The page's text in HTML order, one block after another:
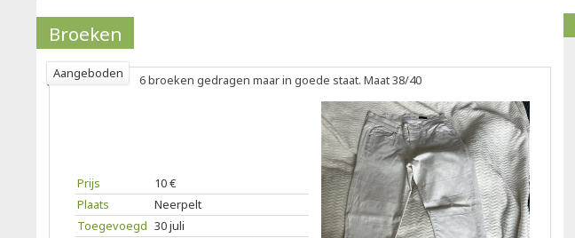
Broeken
Aangeboden 6 broeken gedragen maar in goede staat. Maat 38/40
Prijs
10 €
Plaats
Neerpelt
Toegevoegd 30 juli